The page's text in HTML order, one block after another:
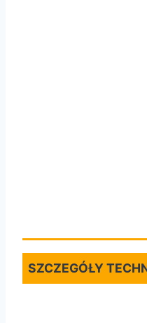
SZCZEGÓŁY